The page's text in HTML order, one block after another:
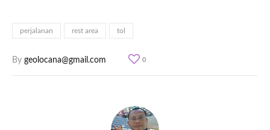
perjalanan rest area tol
By geolocana@gmail.com 0